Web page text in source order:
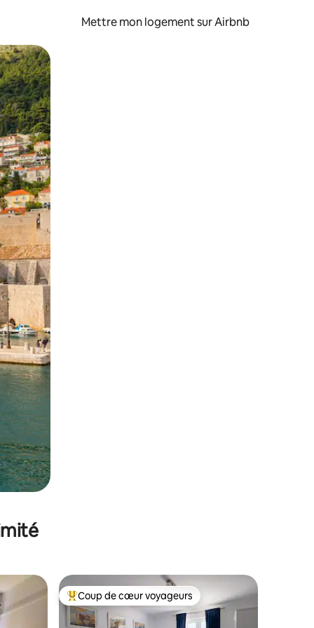
Mettre mon logement sur Airbnb
glisser.
Coups de cœur voyageurs les plus appréciés
Coup de cœur voyageurs